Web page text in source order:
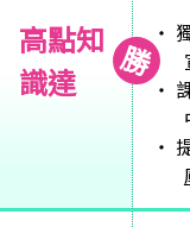
勝
高點知
識達